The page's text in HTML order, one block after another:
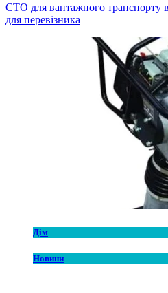
СТО для вантажного транспорту
для перевізника
Дім
Новини